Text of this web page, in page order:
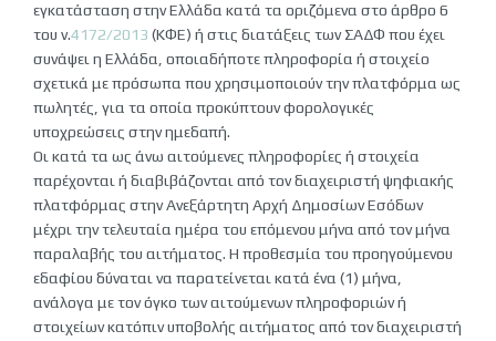
εγκατάσταση στην Ελλάδα κατά τα οριζόμενα στο άρθρο 6
του ν.4172/2013 (ΚΦΕ) ή στις διατάξεις των ΣΑΔΦ που έχει
συνάψει η Ελλάδα, οποιαδήποτε πληροφορία ή στοιχείο
σχετικά με πρόσωπα που χρησιμοποιούν την πλατφόρμα ως
πωλητές, για τα οποία προκύπτουν φορολογικές
υποχρεώσεις στην ημεδαπή.
Οι κατά τα ως άνω αιτούμενες πληροφορίες ή στοιχεία
παρέχονται ή διαβιβάζονται από τον διαχειριστή ψηφιακής
πλατφόρμας στην Ανεξάρτητη Αρχή Δημοσίων Εσόδων
μέχρι την τελευταία ημέρα του επόμενου μήνα από τον μήνα
παραλαβής του αιτήματος. Η προθεσμία του προηγούμενου
εδαφίου δύναται να παρατείνεται κατά ένα (1) μήνα,
ανάλογα με τον όγκο των αιτούμενων πληροφοριών ή
στοιχείων κατόπιν υποβολής αιτήματος από τον διαχειριστή